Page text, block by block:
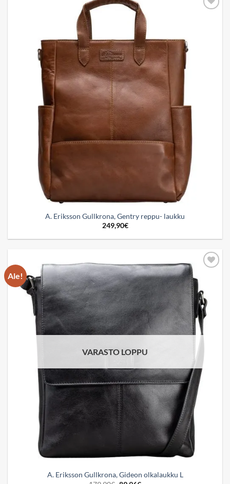
A. Eriksson Gullkrona, Gentry reppu- laukku
249,90€
Ale!
wishlist
VARASTO LOPPU
A. Eriksson Gullkrona, Gideon olkalaukku L